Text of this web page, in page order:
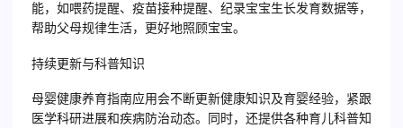
能，如喂药提醒、疫苗接种提醒、纪录宝宝生长发育数据等，
帮助父母规律生活，更好地照顾宝宝。
持续更新与科普知识
母婴健康养育指南应用会不断更新健康知识及育婴经验，紧跟
医学科研进展和疾病防治动态。同时，还提供各种育儿科普知